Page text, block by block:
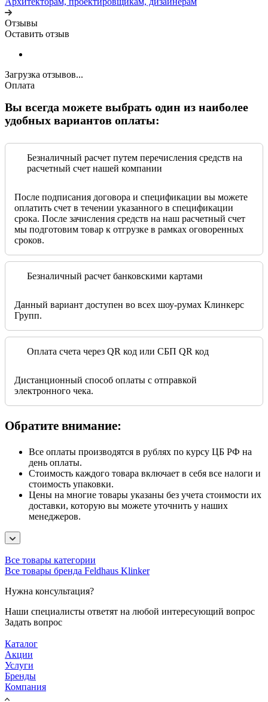
Отзывы
Оставить отзыв
Загрузка отзывов...
Оплата
Вы всегда можете выбрать один из наиболее
удобных вариантов оплаты:
Безналичный расчет путем перечисления средств на
расчетный счет нашей компании
После подписания договора и спецификации вы можете
оплатить счет в течении указанного в спецификации
срока. После зачисления средств на наш расчетный счет
мы подготовим товар к отгрузке в рамках оговоренных
сроков.
Безналичный расчет банковскими картами
Данный вариант доступен во всех шоу-румах Клинкерс
Групп.
Оплата счета через QR код или СБП QR код
Дистанционный способ оплаты с отправкой
электронного чека.
Обратите внимание:
Все оплаты производятся в рублях по курсу ЦБ РФ на
день оплаты.
Стоимость каждого товара включает в себя все налоги и
стоимость упаковки.
Цены на многие товары указаны без учета стоимости их
доставки, которую вы можете уточнить у наших
менеджеров.
Все товары категории
Все товары бренда Feldhaus Klinker
Нужна консультация?
Наши специалисты ответят на любой интересующий вопрос
Задать вопрос
Каталог
Акции
Услуги
Бренды
Компания